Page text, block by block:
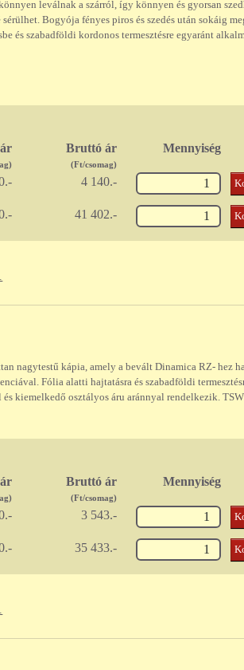
leválnak a szárról, így könnyen és gyorsan
sérülhet. Bogyója fényes piros és szedés után sokáig
és szabadföldi kordonos termesztésre egyaránt
Bruttó ár
(Ft/csomag)
Mennyiség
4 140.-
41 402.-
nagytestű kápia, amely a bevált Dinamica RZ- hez
Fólia alatti hajtatásra és szabadföldi
és kiemelkedő osztályos áru aránnyal rendelkezik.
Bruttó ár
(Ft/csomag)
Mennyiség
3 543.-
35 433.-